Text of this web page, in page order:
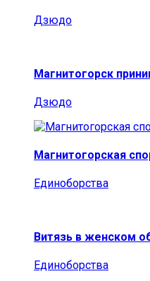
Дзюдо
Магнитогорск
Дзюдо
Магнитогорская
Единоборства
Витязь в женском
Единоборства